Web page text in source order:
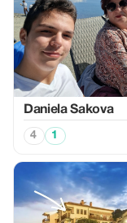
Daniela Sakova
4 1